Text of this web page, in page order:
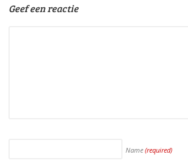
Geef een reactie
Name (required)